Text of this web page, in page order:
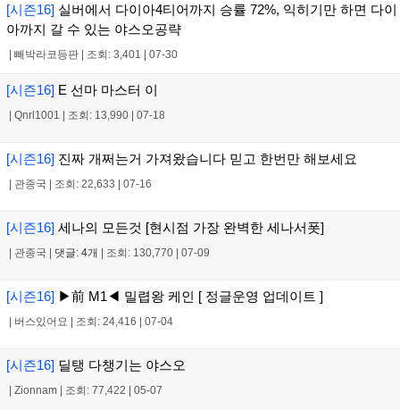
[시즌16] 실버에서 다이아4티어까지 승률 72%, 익히기만 하면 다이
아까지 갈 수 있는 야스오공략
| 빼박라코등판 | 조회: 3,401 | 07-30
[시즌16] E 선마 마스터 이
| Qnrl1001 | 조회: 13,990 | 07-18
[시즌16] 진짜 개쩌는거 가져왔습니다 믿고 한번만 해보세요
| 관종국 | 조회: 22,633 | 07-16
[시즌16] 세나의 모든것 [현시점 가장 완벽한 세나서폿]
| 관종국 | 댓글: 4개 | 조회: 130,770 | 07-09
[시즌16] ▶前 M1◀ 밀렵왕 케인 [ 정글운영 업데이트 ]
| 버스있어요 | 조회: 24,416 | 07-04
[시즌16] 딜탱 다챙기는 야스오
| Zionnam | 조회: 77,422 | 05-07